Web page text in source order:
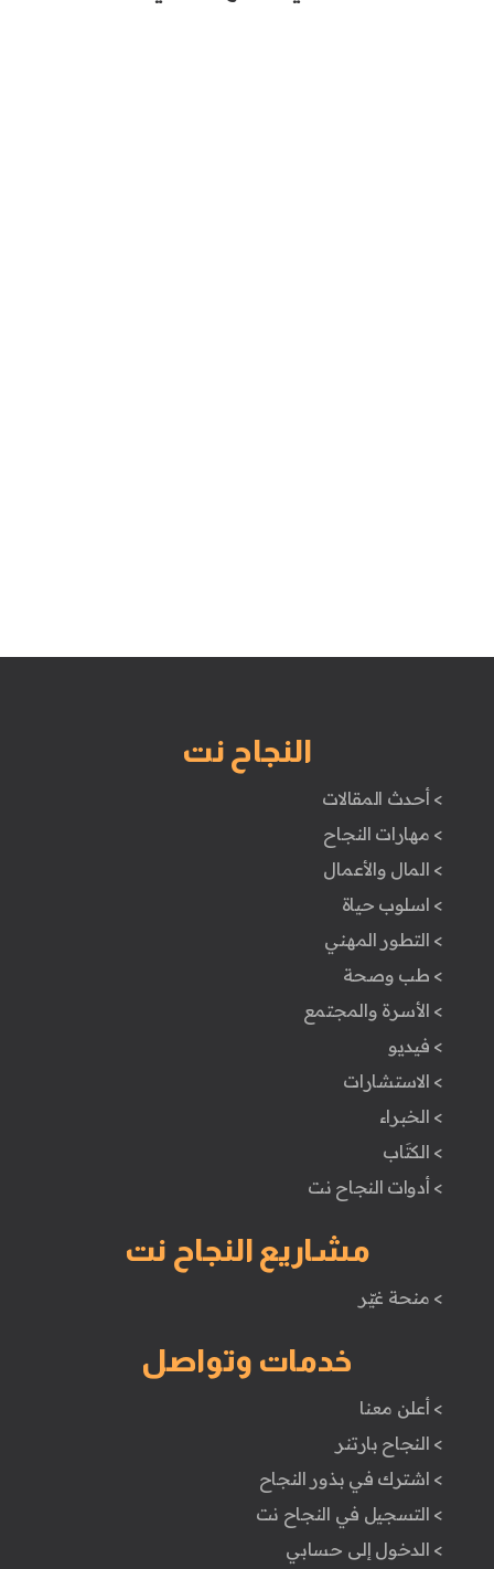
النجاح نت
> أحدث المقالات
> مهارات النجاح
> المال والأعمال
> اسلوب حياة
> التطور المهني
> طب وصحة
> الأسرة والمجتمع
> فيديو
> الاستشارات
> الخبراء
> الكتَاب
> أدوات النجاح نت
مشاريع النجاح نت
> منحة غيّر
خدمات وتواصل
> أعلن معنا
> النجاح بارتنر
> اشترك في بذور النجاح
> التسجيل في النجاح نت
> الدخول إلى حسابي